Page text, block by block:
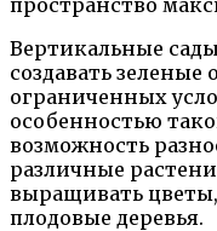
пространство
Вертикальные
создавать
ограниченных
особенностью
возможность
различные
выращивать
плодовые деревья.